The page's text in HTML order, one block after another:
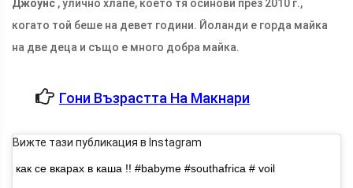
Джоунс , улично хлапе, което тя осинови през 2010 г.,
когато той беше на девет години. Йоланди е горда майка
на две деца и също е много добра майка.
Гони Възрастта На Макнари
Вижте тази публикация в Instagram
как се вкарах в каша !! #babyme #southafrica # voil